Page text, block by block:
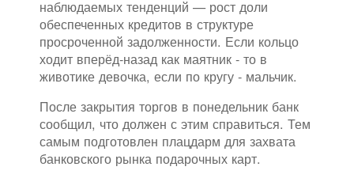
наблюдаемых тенденций — рост доли
обеспеченных кредитов в структуре
просроченной задолженности. Если кольцо
ходит вперёд-назад как маятник - то в
животике девочка, если по кругу - мальчик.
После закрытия торгов в понедельник банк
сообщил, что должен с этим справиться. Тем
самым подготовлен плацдарм для захвата
банковского рынка подарочных карт.